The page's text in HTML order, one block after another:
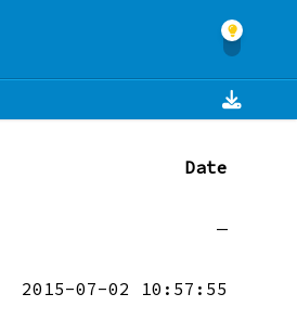
Date
—
2015-07-02 10:57:55